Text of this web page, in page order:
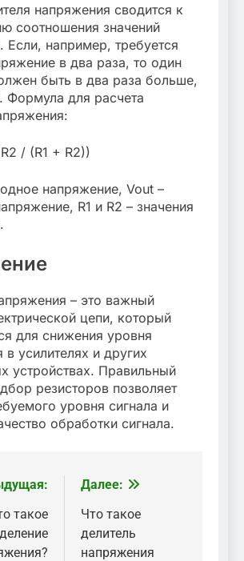
напряжения сводится к
соотношения значений
Если, например, требуется
в два раза, то один
быть в два раза больше,
Формула для расчета
/ (R1 + R2))
напряжение, Vout –
R1 и R2 – значения
– это важный
цепи, который
для снижения уровня
в усилителях и других
устройствах. Правильный
резисторов позволяет
уровня сигнала и
обработки сигнала.
такое
деление
Далее:
Что такое
делитель
напряжения